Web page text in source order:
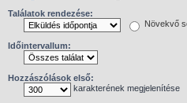
Találatok rendezése:
Növekvő
Időintervallum:
Hozzászólások első:
karakterének megjelenítése